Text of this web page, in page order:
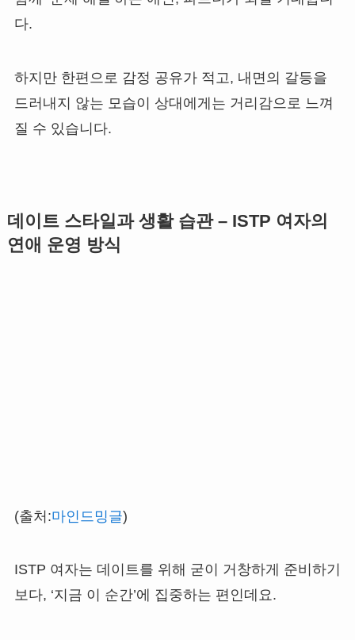
다.
하지만 한편으로 감정 공유가 적고, 내면의 갈등을
드러내지 않는 모습이 상대에게는 거리감으로 느껴
질 수 있습니다.
데이트 스타일과 생활 습관 – ISTP 여자의
연애 운영 방식
(출처:마인드밍글)
ISTP 여자는 데이트를 위해 굳이 거창하게 준비하기
보다, ‘지금 이 순간’에 집중하는 편인데요.